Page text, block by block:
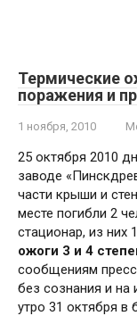
Термические
поражения и
1 ноября, 2010
25 октября 2010
заводе
части крыши и
месте погибли 2
стационар, из них
ожоги 3 и 4
сообщениям
без сознания и на
утро 31 октября в